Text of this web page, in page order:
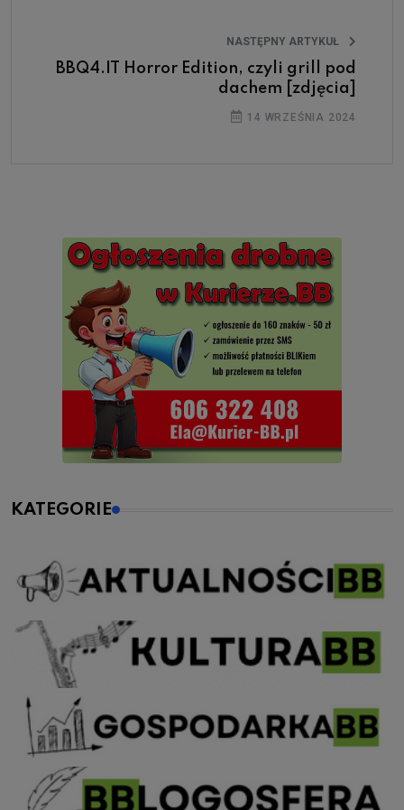
NASTĘPNY ARTYKUŁ
BBQ4.IT Horror Edition, czyli grill pod
dachem [zdjęcia]
14 WRZEŚNIA 2024
KATEGORIE